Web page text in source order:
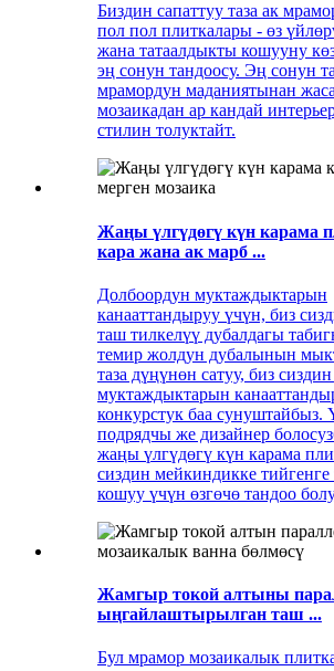
Биздин сапаттуу таза ак
пол пол плиткалары - өз
жана татаалдыкты кошууну
эң сонун тандоосу. Эң сонун
мрамордун маданиятынан
мозаикадан ар кандай
стилин толуктайт.
Жаңы үлгүдөгү күн карама
кара жана ак марб ...
Долбоордун муктаждыктарын
канааттандыруу үчүн, биз
таш тилкелүү дубалдагы
темир жолдун дубалынын
таза дүңүнөн сатуу, биз
муктаждыктарын
конкурстук баа сунуштайбыз.
подрядчы же дизайнер
жаңы үлгүдөгү күн карама
сиздин мейкиндикке
кошуу үчүн өзгөчө тандоо
Жамгыр токой алтыны
ыңгайлаштырылган таш ...
Бул мрамор мозаикалык